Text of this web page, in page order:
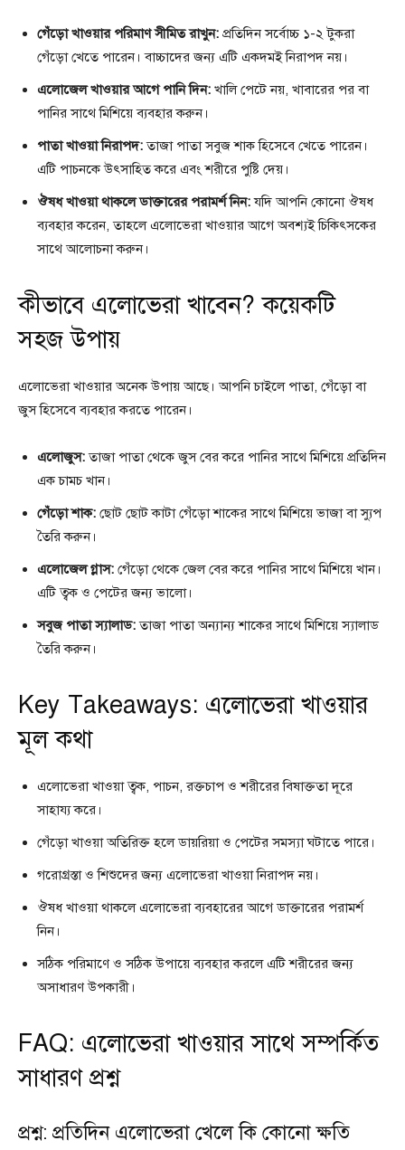
গেঁড়ো খাওয়ার পরিমাণ সীমিত রাখুন: প্রতিদিন সর্বোচ্চ ১-২ টুকরা
গেঁড়ো খেতে পারেন। বাচ্চাদের জন্য এটি একদমই নিরাপদ নয়।
এলোজেল খাওয়ার আগে পানি দিন: খালি পেটে নয়, খাবারের পর বা
পানির সাথে মিশিয়ে ব্যবহার করুন।
পাতা খাওয়া নিরাপদ:তাজা পাতা সবুজ শাক হিসেবে খেতে পারেন।
এটি পাচনকে উৎসাহিত করে এবং শরীরে পুষ্টি দেয়।
ঔষধ খাওয়া থাকলে ডাক্তারের পরামর্শ নিন:যদি আপনি কোনো ঔষধ
ব্যবহার করেন, তাহলে এলোভেরা খাওয়ার আগে অবশ্যই চিকিৎসকের
সাথে আলোচনা করুন।
কীভাবে এলোভেরা খাবেন? কয়েকটি
সহজ উপায়
এলোভেরা খাওয়ার অনেক উপায় আছে। আপনি চাইলে পাতা, গেঁড়ো বা
জুস হিসেবে ব্যবহার করতে পারেন।
এলোজুস:তাজা পাতা থেকে জুস বের করে পানির সাথে মিশিয়ে প্রতিদিন
এক চামচ খান।
গেঁড়ো শাক: ছোট ছোট কাটা গেঁড়ো শাকের সাথে মিশিয়ে ভাজা বা স্যুপ
তৈরি করুন।
এলোজেল গ্লাস: গেঁড়ো থেকে জেল বের করে পানির সাথে মিশিয়ে খান।
এটি ত্বক ও পেটের জন্য ভালো।
সবুজ পাতা স্যালাড:তাজা পাতা অন্যান্য শাকের সাথে মিশিয়ে স্যালাড
তৈরি করুন।
Key Takeaways: এলোভেরা খাওয়ার
মূল কথা
এলোভেরা খাওয়া ত্বক, পাচন, রক্তচাপ ও শরীরের বিষাক্ততা দূরে
সাহায্য করে।
গেঁড়ো খাওয়া অতিরিক্ত হলে ডায়রিয়া ও পেটের সমস্যা ঘটাতে পারে।
গরোগ্রস্তা ও শিশুদের জন্য এলোভেরা খাওয়া নিরাপদ নয়।
ঔষধ খাওয়া থাকলে এলোভেরা ব্যবহারের আগে ডাক্তারের পরামর্শ
নিন।
সঠিক পরিমাণে ও সঠিক উপায়ে ব্যবহার করলে এটি শরীরের জন্য
অসাধারণ উপকারী।
FAQ: এলোভেরা খাওয়ার সাথে সম্পর্কিত
সাধারণ প্রশ্ন
প্রশ্ন: প্রতিদিন এলোভেরা খেলে কি কোনো ক্ষতি